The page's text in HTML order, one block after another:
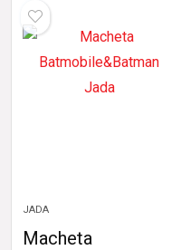
JADA
Macheta